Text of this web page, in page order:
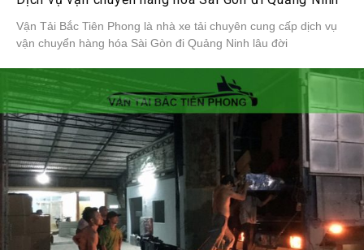
Vận Tải Bắc Tiên Phong là nhà xe tải chuyên cung cấp dịch vụ
vận chuyển hàng hóa Sài Gòn đi Quảng Ninh lâu đời